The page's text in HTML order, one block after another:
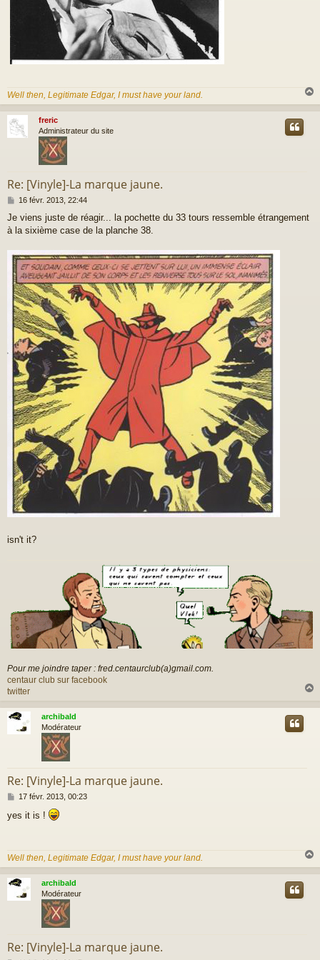
Well then, Legitimate Edgar, I must have your land.
a
freric
Administrateur du site
Re: [Vinyle]-La marque jaune.
M
s
s
g
e
16 févr. 2013, 22:44
Je viens juste de réagir... la pochette du 33 tours ressemble étrangement
à la sixième case de la planche 38.
isn't it?
Pour me joindre taper : fred.centaurclub(a)gmail.com.
centaur club sur facebook
twitter
u
archibald
Modérateur
Re: [Vinyle]-La marque jaune.
M
s
e
17 févr. 2013, 00:23
yes it is !
Well then, Legitimate Edgar, I must have your land.
a
archibald
Modérateur
Re: [Vinyle]-La marque jaune.